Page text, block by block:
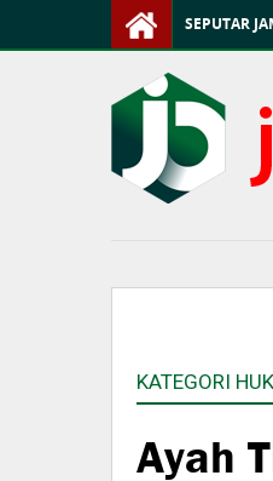
SEPUTAR
KATEGORI
Ayah